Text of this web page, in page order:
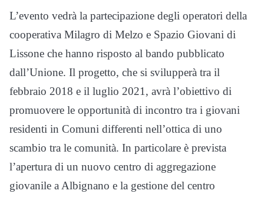
L’evento vedrà la partecipazione degli operatori della
cooperativa Milagro di Melzo e Spazio Giovani di
Lissone che hanno risposto al bando pubblicato
dall’Unione. Il progetto, che si svilupperà tra il
febbraio 2018 e il luglio 2021, avrà l’obiettivo di
promuovere le opportunità di incontro tra i giovani
residenti in Comuni differenti nell’ottica di uno
scambio tra le comunità. In particolare è prevista
l’apertura di un nuovo centro di aggregazione
giovanile a Albignano e la gestione del centro